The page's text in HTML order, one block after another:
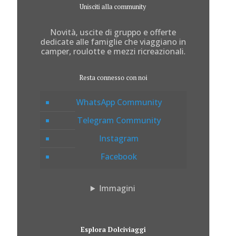
Unisciti alla community
Novità, uscite di gruppo e offerte
dedicate alle famiglie che viaggiano in
camper, roulotte e mezzi ricreazionali.
Resta connesso con noi
WhatsApp Community
Telegram Community
Instagram
Facebook
Immagini
Esplora Dolciviaggi